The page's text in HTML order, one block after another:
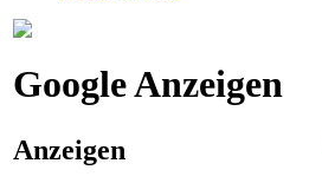
Google Anzeigen
Anzeigen